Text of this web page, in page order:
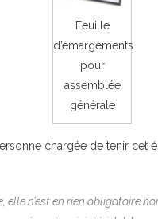
Feuille
d’émargements
pour
assemblée
générale
chargée de tenir cet
n’est en rien obligatoire